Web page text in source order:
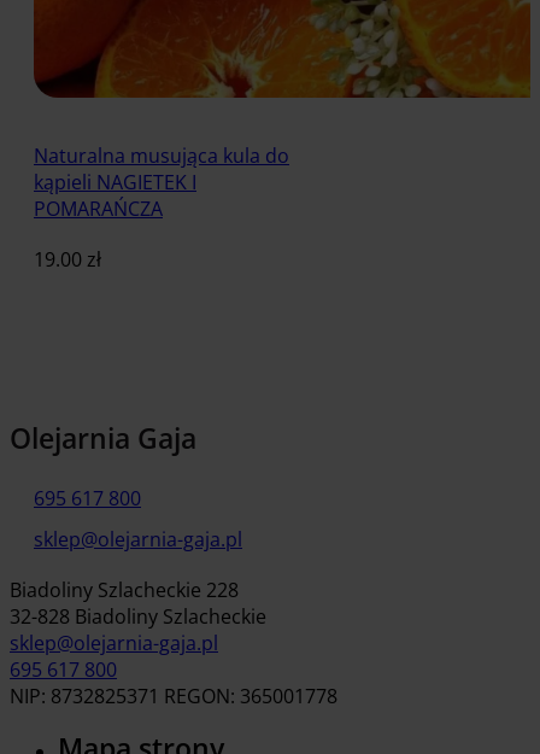
Naturalna musująca kula do
kąpieli NAGIETEK I
POMARAŃCZA
19.00 zł
Olejarnia Gaja
695 617 800
sklep@olejarnia-gaja.pl
Biadoliny Szlacheckie 228
32-828 Biadoliny Szlacheckie
sklep@olejarnia-gaja.pl
695 617 800
NIP: 8732825371 REGON: 365001778